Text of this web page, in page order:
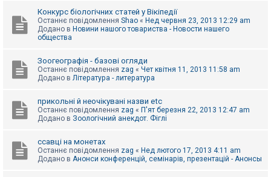
ш
к
м
г
Конкурс біологічних статей у Вікіпедії
Останнє повідомлення Shao « Нед червня 23, 2013 12:29 am
Додано в Новини нашого товариства - Новости нашего
общества
Зоогеографія - базові огляди
Останнє повідомлення zag « Чет квітня 11, 2013 11:58 am
Додано в Література - литература
прикольні й неочікувані назви etc
Останнє повідомлення zag « П'ят березня 22, 2013 12:47 am
Додано в Зоологічний анекдот. Фіглі
ссавці на монетах
Останнє повідомлення zag « Нед лютого 17, 2013 4:11 am
Додано в Анонси конференцій, семінарів, презентацій - Анонсы